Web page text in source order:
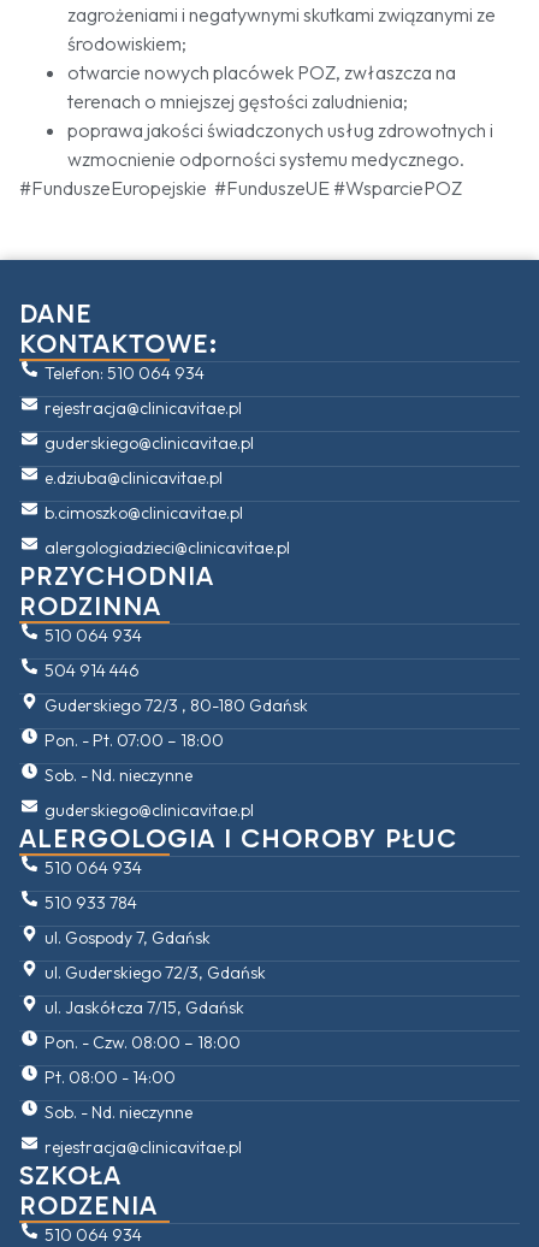
zagrożeniami i negatywnymi skutkami związanymi ze
środowiskiem;
otwarcie nowych placówek POZ, zwłaszcza na
terenach o mniejszej gęstości zaludnienia;
poprawa jakości świadczonych usług zdrowotnych i
wzmocnienie odporności systemu medycznego.
#FunduszeEuropejskie #FunduszeUE #WsparciePOZ
DANE
KONTAKTOWE:
Telefon: 510 064 934
rejestracja@clinicavitae.pl
guderskiego@clinicavitae.pl
e.dziuba@clinicavitae.pl
b.cimoszko@clinicavitae.pl
alergologiadzieci@clinicavitae.pl
PRZYCHODNIA
RODZINNA
510 064 934
504 914 446
Guderskiego 72/3 , 80-180 Gdańsk
Pon. - Pt. 07:00 – 18:00
Sob. - Nd. nieczynne
guderskiego@clinicavitae.pl
ALERGOLOGIA I CHOROBY PŁUC
510 064 934
510 933 784
ul. Gospody 7, Gdańsk
ul. Guderskiego 72/3, Gdańsk
ul. Jaskółcza 7/15, Gdańsk
Pon. - Czw. 08:00 – 18:00
Pt. 08:00 - 14:00
Sob. - Nd. nieczynne
rejestracja@clinicavitae.pl
SZKOŁA
RODZENIA
510 064 934